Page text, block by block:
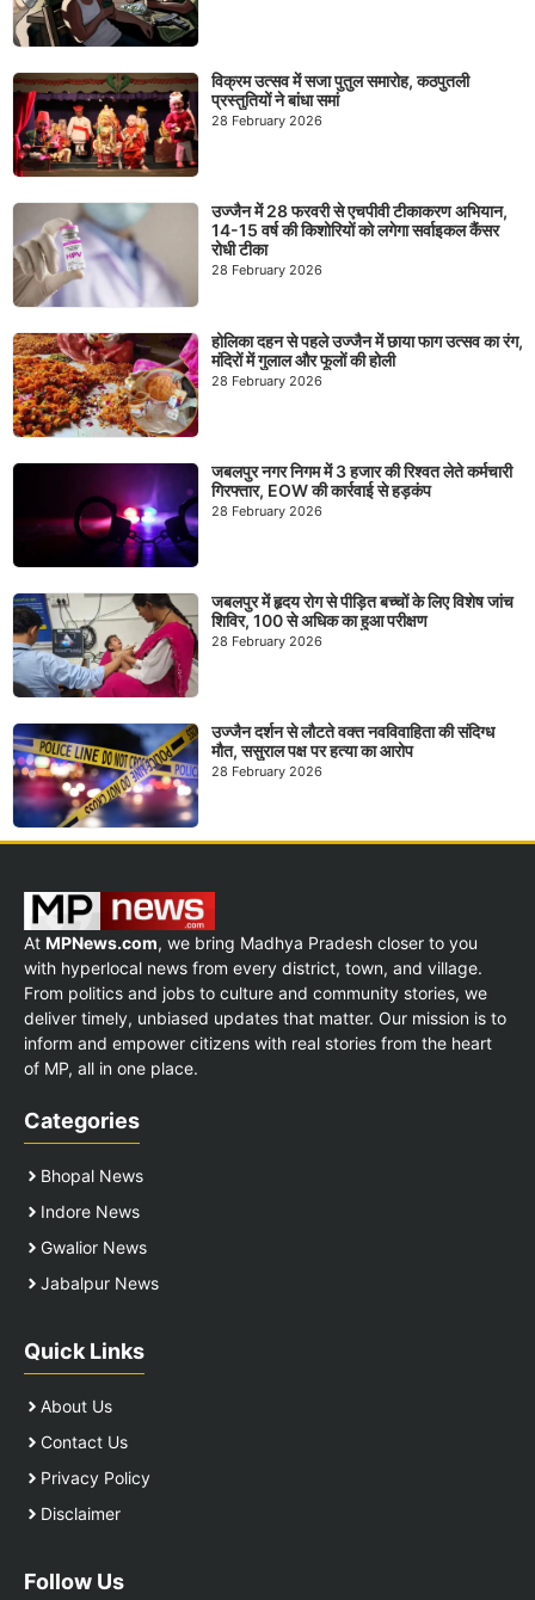
विक्रम उत्सव में सजा पुतुल समारोह, कठपुतली
प्रस्तुतियों ने बांधा समां
28 February 2026
उज्जैन में 28 फरवरी से एचपीवी टीकाकरण अभियान,
14-15 वर्ष की किशोरियों को लगेगा सर्वाइकल कैंसर
रोधी टीका
28 February 2026
होलिका दहन से पहले उज्जैन में छाया फाग उत्सव का रंग,
मंदिरों में गुलाल और फूलों की होली
28 February 2026
जबलपुर नगर निगम में 3 हजार की रिश्वत लेते कर्मचारी
गिरफ्तार, EOW की कार्रवाई से हड़कंप
28 February 2026
जबलपुर में हृदय रोग से पीड़ित बच्चों के लिए विशेष जांच
शिविर, 100 से अधिक का हुआ परीक्षण
28 February 2026
उज्जैन दर्शन से लौटते वक्त नवविवाहिता की संदिग्ध
मौत, ससुराल पक्ष पर हत्या का आरोप
28 February 2026
At MPNews.com, we bring Madhya Pradesh closer to you
with hyperlocal news from every district, town, and village.
From politics and jobs to culture and community stories, we
deliver timely, unbiased updates that matter. Our mission is to
inform and empower citizens with real stories from the heart
of MP, all in one place.
Categories
Bhopal News
Indore News
Gwalior News
Jabalpur News
Quick Links
About Us
Contact Us
Privacy Policy
Disclaimer
Follow Us